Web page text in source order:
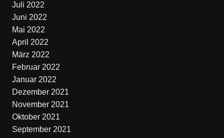
Juli 2022
Juni 2022
Mai 2022
April 2022
März 2022
Februar 2022
Januar 2022
Dezember 2021
November 2021
Oktober 2021
September 2021